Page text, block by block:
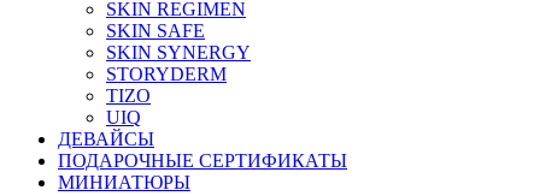
SKIN REGIMEN
SKIN SAFE
SKIN SYNERGY
STORYDERM
TIZO
UIQ
ДЕВАЙСЫ
ПОДАРОЧНЫЕ СЕРТИФИКАТЫ
МИНИАТЮРЫ